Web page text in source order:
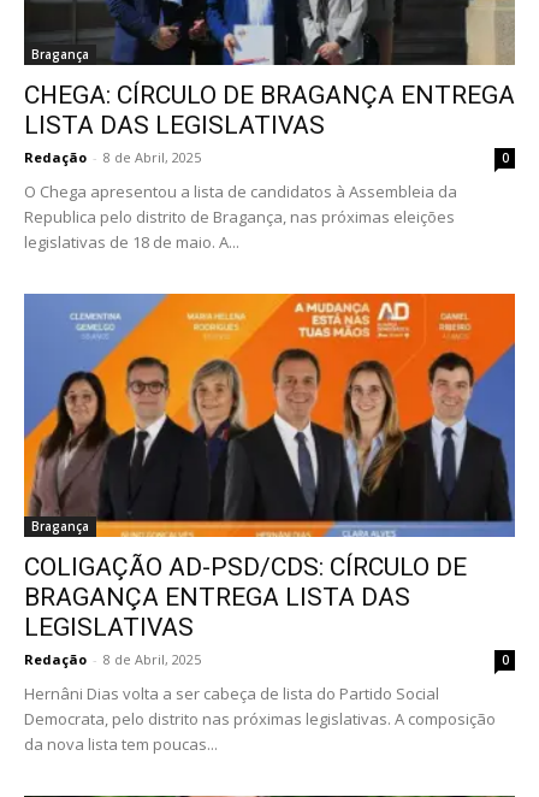
Bragança
CHEGA: CÍRCULO DE BRAGANÇA ENTREGA
LISTA DAS LEGISLATIVAS
Redação - 8 de Abril, 2025 0
O Chega apresentou a lista de candidatos à Assembleia da
Republica pelo distrito de Bragança, nas próximas eleições
legislativas de 18 de maio. A...
Bragança
COLIGAÇÃO AD-PSD/CDS: CÍRCULO DE
BRAGANÇA ENTREGA LISTA DAS
LEGISLATIVAS
Redação - 8 de Abril, 2025 0
Hernâni Dias volta a ser cabeça de lista do Partido Social
Democrata, pelo distrito nas próximas legislativas. A composição
da nova lista tem poucas...